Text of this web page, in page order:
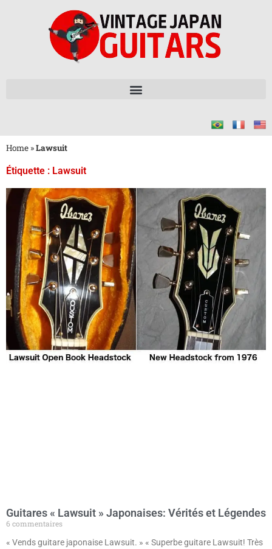
Home »Lawsuit
Étiquette : Lawsuit
Guitares « Lawsuit » Japonaises: Vérités et Légendes
6 commentaires
« Vends guitare japonaise Lawsuit. » « Superbe guitare Lawsuit! Très